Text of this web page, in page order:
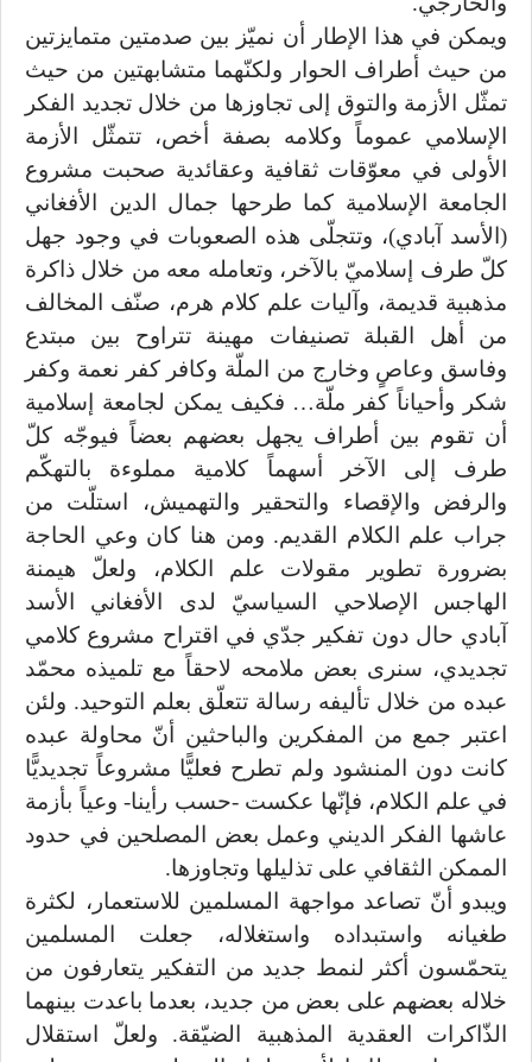
ويمكن في هذا الإطار أن نميّز بين صدمتين متمايزتين
من حيث أطراف الحوار ولكنّهما متشابهتين من حيث
تمثّل الأزمة والتوق إلى تجاوزها من خلال تجديد الفكر
الإسلامي عموماً وكلامه بصفة أخص، تتمثّل الأزمة
الأولى في معوّقات ثقافية وعقائدية صحبت مشروع
الجامعة الإسلامية كما طرحها جمال الدين الأفغاني
(الأسد آبادي)، وتتجلّى هذه الصعوبات في وجود جهل
كلّ طرف إسلاميّ بالآخر، وتعامله معه من خلال ذاكرة
مذهبية قديمة، وآليات علم كلام هرم، صنّف المخالف
من أهل القبلة تصنيفات مهينة تتراوح بين مبتدع
وفاسق وعاصٍ وخارج من الملّة وكافر كفر نعمة وكفر
شكر وأحياناً كفر ملّة… فكيف يمكن لجامعة إسلامية
أن تقوم بين أطراف يجهل بعضهم بعضاً فيوجّه كلّ
طرف إلى الآخر أسهماً كلامية مملوءة بالتهكّم
والرفض والإقصاء والتحقير والتهميش، استلّت من
جراب علم الكلام القديم. ومن هنا كان وعي الحاجة
بضرورة تطوير مقولات علم الكلام، ولعلّ هيمنة
الهاجس الإصلاحي السياسيّ لدى الأفغاني الأسد
آبادي حال دون تفكير جدّي في اقتراح مشروع كلامي
تجديدي، سنرى بعض ملامحه لاحقاً مع تلميذه محمّد
عبده من خلال تأليفه رسالة تتعلّق بعلم التوحيد. ولئن
اعتبر جمع من المفكرين والباحثين أنّ محاولة عبده
كانت دون المنشود ولم تطرح فعليًّا مشروعاً تجديديًّا
في علم الكلام، فإنّها عكست -حسب رأينا- وعياً بأزمة
عاشها الفكر الديني وعمل بعض المصلحين في حدود
الممكن الثقافي على تذليلها وتجاوزها.
ويبدو أنّ تصاعد مواجهة المسلمين للاستعمار، لكثرة
طغيانه واستبداده واستغلاله، جعلت المسلمين
يتحمّسون أكثر لنمط جديد من التفكير يتعارفون من
خلاله بعضهم على بعض من جديد، بعدما باعدت بينهما
الذّاكرات العقدية المذهبية الضيّقة. ولعلّ استقلال